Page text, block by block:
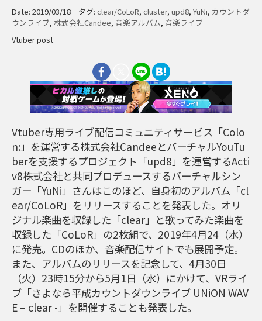
Date: 2019/03/18 タグ: clear/CoLoR, cluster, upd8, YuNi, カウントダ
ウンライブ, 株式会社Candee, 音楽アルバム, 音楽ライブ
Vtuber post
Vtuber専用ライブ配信コミュニティサービス「Colo
n:」を運営する株式会社CandeeとバーチャルYouTu
berを支援するプロジェクト「upd8」を運営するActi
v8株式会社と共同プロデュースするバーチャルシン
ガー「YuNi」さんはこのほど、自身初のアルバム「cl
ear/CoLoR」をリリースすることを発表した。オリ
ジナル楽曲を収録した「clear」と歌ってみた楽曲を
収録した「CoLoR」の2枚組で、2019年4月24（水）
に発売。CDのほか、音楽配信サイトでも展開予定。
また、アルバムのリリースを記念して、4月30日
（火）23時15分から5月1日（水）にかけて、VRライ
ブ「さよなら平成カウントダウンライブ UNiON WAV
E – clear -」を開催することも発表した。